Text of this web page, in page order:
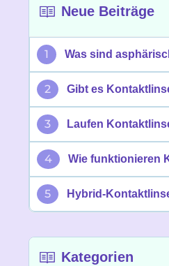
Neue Beiträge
1 Was sind
2 Gibt es
3 Laufen
4 Wie funktionieren
5 Hybrid-
Kategorien